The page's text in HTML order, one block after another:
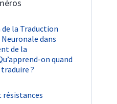
la Traduction
dans
de la
on quand
?
résistances